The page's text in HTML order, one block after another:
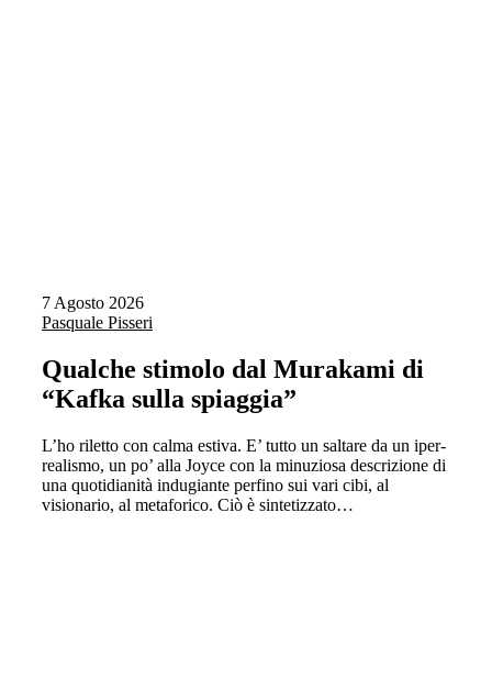
7 Agosto 2026
Pasquale Pisseri
Qualche stimolo dal Murakami di
“Kafka sulla spiaggia”
L’ho riletto con calma estiva. E’ tutto un saltare da un iper-
realismo, un po’ alla Joyce con la minuziosa descrizione di
una quotidianità indugiante perfino sui vari cibi, al
visionario, al metaforico. Ciò è sintetizzato…